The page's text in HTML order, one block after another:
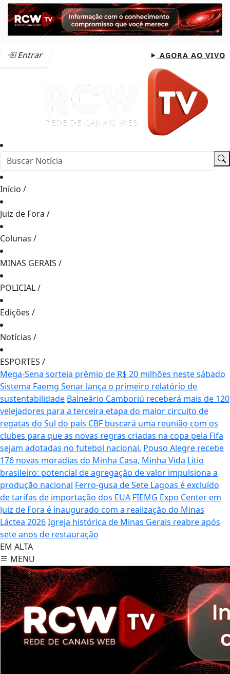
Entrar AGORA AO VIVO
Início /
Juiz de Fora /
Colunas /
MINAS GERAIS /
POLICIAL/
Edições /
Notícias /
ESPORTES /
Mega-Sena sorteia prêmio de R$ 20 milhões neste sábado
Sistema Faemg Senar lança o primeiro relatório de
sustentabilidade Balneário Camboriú receberá mais de 120
velejadores para a terceira etapa do maior circuito de
regatas do Sul do país CBF buscará uma reunião com os
clubes para que as novas regras criadas na copa pela Fifa
sejam adotadas no futebol nacional. Pouso Alegre recebe
176 novas moradias do Minha Casa, Minha Vida Lítio
brasileiro: potencial de agregação de valor impulsiona a
produção nacional Ferro-gusa de Sete Lagoas é excluído
de tarifas de importação dos EUA FIEMG Expo Center em
Juiz de Fora é inaugurado com a realização do Minas
Láctea 2026Igreja histórica de Minas Gerais reabre após
sete anos de restauração
EM ALTA
MENU